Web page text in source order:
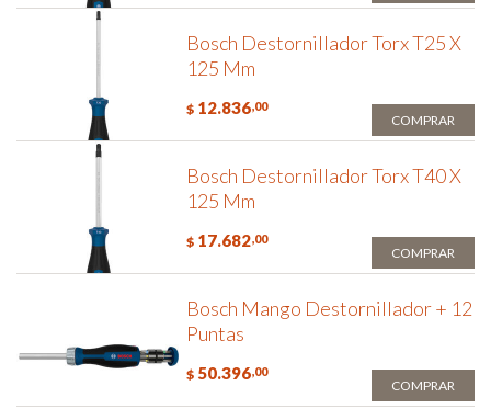
Bosch Destornillador Torx T25 X
125 Mm
$ 12.836,00
COMPRAR
Bosch Destornillador Torx T40 X
125 Mm
$ 17.682,00
COMPRAR
Bosch Mango Destornillador + 12
Puntas
$ 50.396,00
COMPRAR